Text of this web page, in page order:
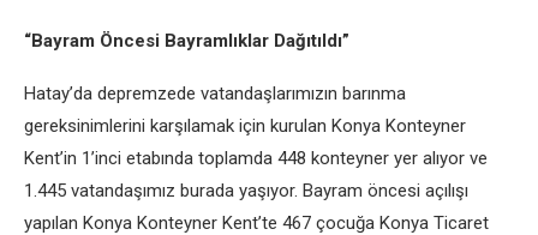
“Bayram Öncesi Bayramlıklar Dağıtıldı”
Hatay’da depremzede vatandaşlarımızın barınma
gereksinimlerini karşılamak için kurulan Konya Konteyner
Kent’in 1’inci etabında toplamda 448 konteyner yer alıyor ve
1.445 vatandaşımız burada yaşıyor. Bayram öncesi açılışı
yapılan Konya Konteyner Kent’te 467 çocuğa Konya Ticaret